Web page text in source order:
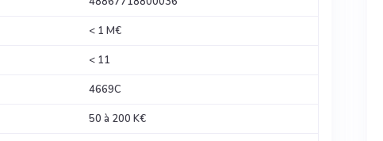
< 1 M€
< 11
4669C
50 à 200 K€